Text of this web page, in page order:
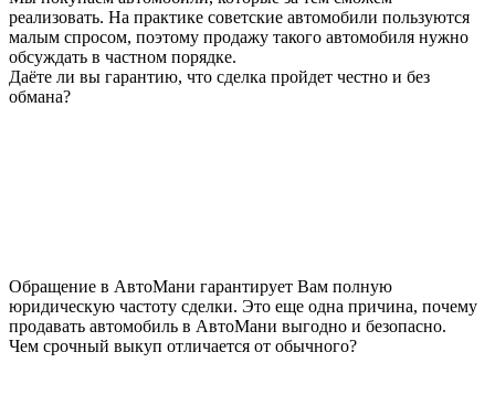
реализовать. На практике советские автомобили пользуются
малым спросом, поэтому продажу такого автомобиля нужно
обсуждать в частном порядке.
Даёте ли вы гарантию, что сделка пройдет честно и без
обмана?
Обращение в АвтоМани гарантирует Вам полную
юридическую частоту сделки. Это еще одна причина, почему
продавать автомобиль в АвтоМани выгодно и безопасно.
Чем срочный выкуп отличается от обычного?